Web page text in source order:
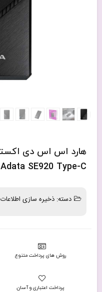
Adata SE920 Type-C با گارانتی 60 ماهه شرکتی
دسته: ذخیره سازی اطلاعات
روش های پرداخت متنوع
پرداخت اعتباری و آسان